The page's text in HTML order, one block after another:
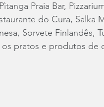
Praia Bar,
do Cura, Salka
Sorvete Finlandês,
os pratos e produtos de